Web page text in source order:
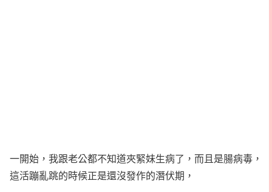
一開始，我跟老公都不知道夾緊妹生病了，而且是腸病毒，
這活蹦亂跳的時候正是還沒發作的潛伏期，